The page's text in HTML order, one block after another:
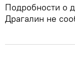
Подробности о
Драгалин не